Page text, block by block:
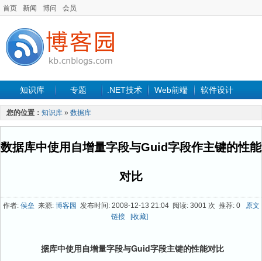
首页 新闻 博问 会员
知识库 专题 .NET技术 Web前端 软件设计
手机开发 软件工程
最新文章
您的位置： 知识库 » 数据库
数据库中使用自增量字段与Guid字段作主键的性能
对比
作者: 侯垒 来源: 博客园 发布时间: 2008-12-13 21:04 阅读: 3001 次 推荐: 0
原文
链接
[收藏]
据库中使用自增量字段与Guid字段主键的性能对比